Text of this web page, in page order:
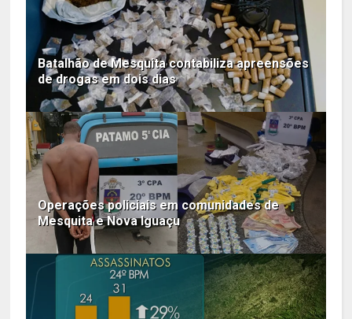
Batalhão de Mesquita contabiliza apreensões
de drogas em dois dias
Operações policiais em comunidades de
Mesquita e Nova Iguaçu